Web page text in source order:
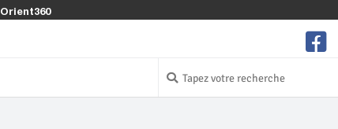
Orient360